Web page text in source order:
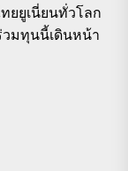
ยยูเนี่ยนทั่วโลก
วมทุนนี้เดินหน้า